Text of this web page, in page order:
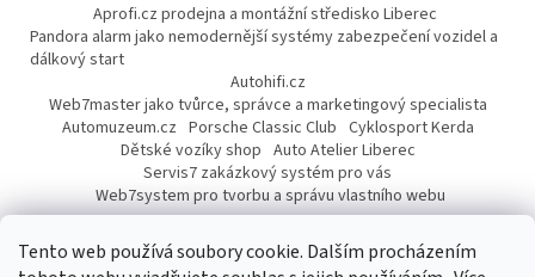
Tento web používá soubory cookie. Dalším procházením
Aprofi.cz prodejna a montážní středisko Liberec
Pandora alarm jako nemodernější systémy zabezpečení vozidel a
dálkový start
Autohifi.cz
Web7master jako tvůrce, správce a marketingový specialista
Automuzeum.cz Porsche Classic Club Cyklosport Kerda
Dětské vozíky shop Auto Atelier Liberec
Servis7 zakázkový systém pro vás
Web7system pro tvorbu a správu vlastního webu
Dárek